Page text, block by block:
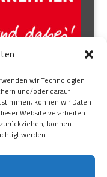
wir Technologien
und/oder darauf
können wir Daten
Website verarbeiten.
können
werden.